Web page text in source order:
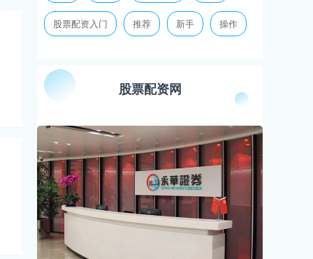
股票配资入门 推荐 新手 操作
股票配资网